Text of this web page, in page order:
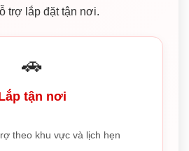
trợ lắp đặt tận nơi.
🚗
tận nơi
theo khu vực và lịch hẹn